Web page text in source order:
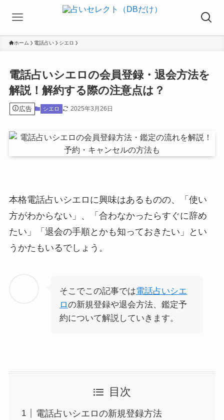
ホーム 電話占い シエロ
電話占いシエロの会員登録・退会方法を
解説！解約する際の注意点は？
広告 シエロ 2025年3月26日
本格電話占いシエロに興味はあるものの、「使い
方がわからない」、「合わなかったらすぐに辞め
たい」「退会の手順とかも知っておきたい」とい
うかたもいるでしょう。
そこでこの記事では電話占いシエ
ロの新規登録や退会方法、鑑定予
約について解説していきます。
目次
電話占いシエロの新規登録方法